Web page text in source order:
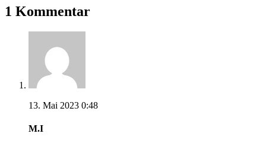
1 Kommentar
13. Mai 2023 0:48
M.I